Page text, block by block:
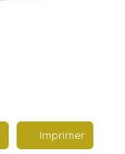
Imprimer